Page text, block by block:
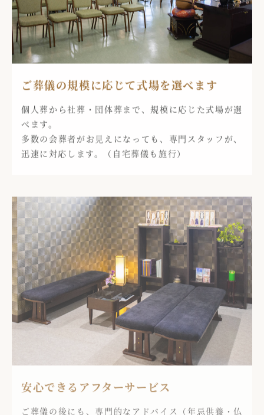
ご葬儀の規模に応じて式場を選べます
個人葬から社葬・団体葬まで、規模に応じた式場が選
べます。
多数の会葬者がお見えになっても、専門スタッフが、
迅速に対応します。（自宅葬儀も施行）
安心できるアフターサービス
ご葬儀の後にも、専門的なアドバイス（年忌供養・仏